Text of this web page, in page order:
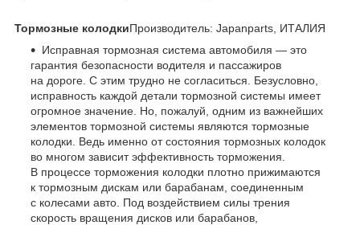
Тормозные колодкиПроизводитель: Japanparts, ИТАЛИЯ
Исправная тормозная система автомобиля — это
гарантия безопасности водителя и пассажиров
на дороге. С этим трудно не согласиться. Безусловно,
исправность каждой детали тормозной системы имеет
огромное значение. Но, пожалуй, одним из важнейших
элементов тормозной системы являются тормозные
колодки. Ведь именно от состояния тормозных колодок
во многом зависит эффективность торможения.
В процессе торможения колодки плотно прижимаются
к тормозным дискам или барабанам, соединенным
с колесами авто. Под воздействием силы трения
скорость вращения дисков или барабанов,